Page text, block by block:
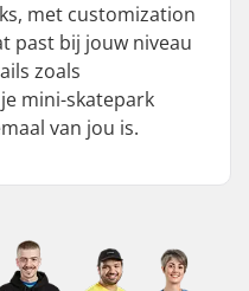
met customization
past bij jouw niveau
zoals
mini-skatepark
van jou is.